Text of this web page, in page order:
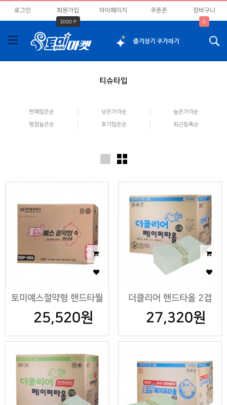
로그인 회원가입
3000 P
마이페이지 쿠폰존 장바구니
0
티슈타입
판매많은순 낮은가격순 높은가격순
평점높은순 후기많은순 최근등록순
토미예스절약형 핸드타월
25,520원
더클리어 핸드타올 2겹
27,320원